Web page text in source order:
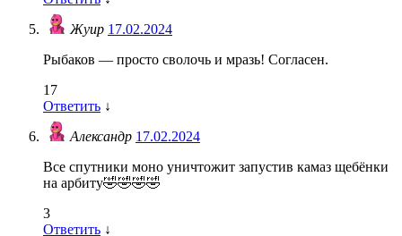
Жуир 17.02.2024
Рыбаков — просто сволочь и мразь! Согласен.
17
Ответить ↓
Александр 17.02.2024
Все спутники моно уничтожит запустив камаз щебёнки
на арбиту🤣🤣🤣🤣
3
Ответить ↓